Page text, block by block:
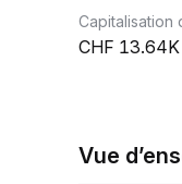
Capitalisation
13.64K
Vue